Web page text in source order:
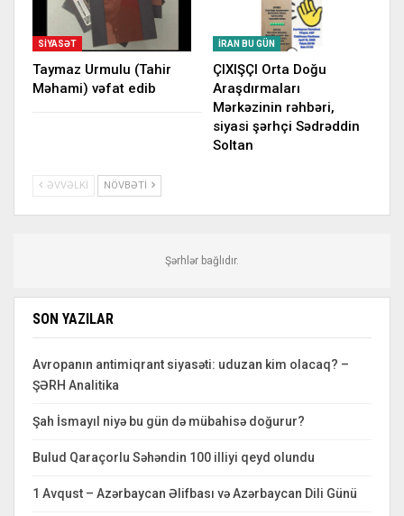
SIYASƏT
Taymaz Urmulu (Tahir
Məhami) vəfat edib
İRAN BU GÜN
ÇIXIŞÇI Orta Doğu
Araşdırmaları
Mərkəzinin rəhbəri,
siyasi şərhçi Sədrəddin
Soltan
ƏVVƏLKI NÖVBƏTI
Şərhlər bağlıdır.
SON YAZILAR
Avropanın antimiqrant siyasəti: uduzan kim olacaq? –
ŞƏRH Analitika
Şah İsmayıl niyə bu gün də mübahisə doğurur?
Bulud Qaraçorlu Səhəndin 100 illiyi qeyd olundu
1 Avqust – Azərbaycan Əlifbası və Azərbaycan Dili Günü